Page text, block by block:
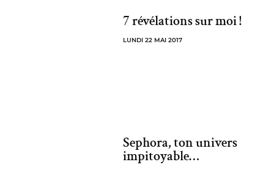
7 révélations sur moi !
LUNDI 22 MAI 2017
Sephora, ton univers
impitoyable…